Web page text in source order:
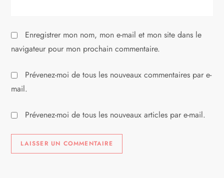
e
Enregistrer mon nom, mon e-mail et mon site dans le
navigateur pour mon prochain commentaire.
Prévenez-moi de tous les nouveaux commentaires par e-
mail.
Prévenez-moi de tous les nouveaux articles par e-mail.